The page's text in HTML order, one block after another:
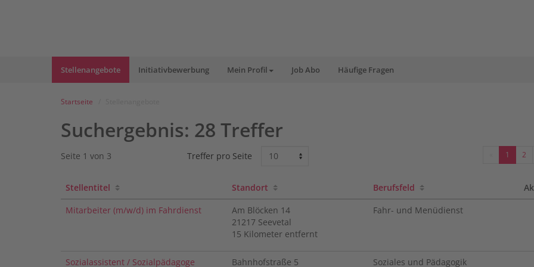
Hauptnavigation
Stellenangebote(aktuell)Initiativbewerbung Mein Profil Job Abo Häufige Fragen
Startseite
Zum
Suchergebnis
Suchergebnis: 28 Treffer
Suchergebnisse
Seite 1 von 3 Treffer pro Seite SeitenVorherige
Seite
1
Aktuelle
2
sortierbar
sortierbar
sortierbar
Stellentitel Standort Berufsfeld
Mitarbeiter (m/w/d) im Fahrdienst
Am Blöcken 14
21217 Seevetal
15 Kilometer entfernt
Fahr- und Menüdienst
Sozialassistent / Sozialpädagoge
Bahnhofstraße 5
Soziales und Pädagogik